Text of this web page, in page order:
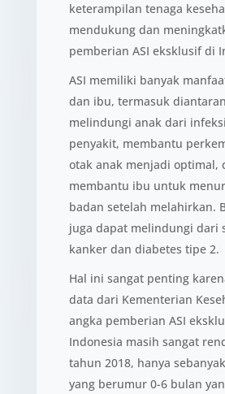
keterampilan tenaga
mendukung dan
pemberian ASI eksklusif di
ASI memiliki banyak
dan ibu, termasuk
melindungi anak dari
penyakit, membantu
otak anak menjadi optimal,
membantu ibu untuk
badan setelah melahirkan.
juga dapat melindungi dari
kanker dan diabetes tipe 2.
Hal ini sangat penting
data dari Kementerian
angka pemberian ASI
Indonesia masih sangat
tahun 2018, hanya
yang berumur 0-6 bulan